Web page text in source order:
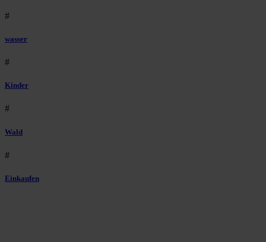
#
wasser
#
Kinder
#
Wald
#
Einkaufen